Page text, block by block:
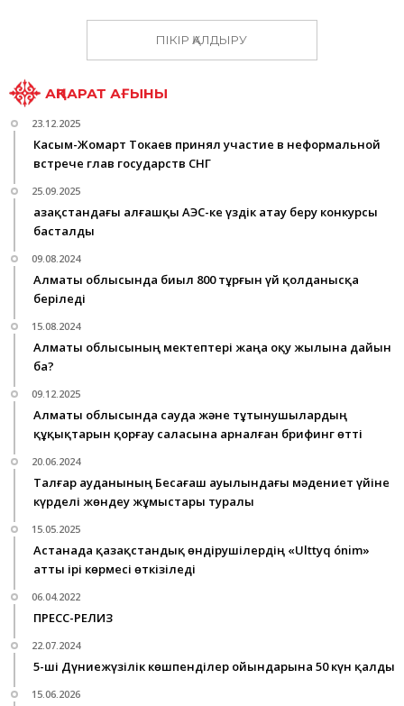
ПІКІР ҚАЛДЫРУ
АҚПАРАТ АҒЫНЫ
23.12.2025
Касым-Жомарт Токаев принял участие в неформальной
встрече глав государств СНГ
25.09.2025
Қазақстандағы алғашқы АЭС-ке үздік атау беру конкурсы
басталды
09.08.2024
Алматы облысында биыл 800 тұрғын үй қолданысқа
беріледі
15.08.2024
Алматы облысының мектептері жаңа оқу жылына дайын
ба?
09.12.2025
Алматы облысында сауда және тұтынушылардың
құқықтарын қорғау саласына арналған брифинг өтті
20.06.2024
Талғар ауданының Бесағаш ауылындағы мәдениет үйіне
күрделі жөндеу жұмыстары туралы
15.05.2025
Астанада қазақстандық өндірушілердің «Ulttyq ónim»
атты ірі көрмесі өткізіледі
06.04.2022
ПРЕСС-РЕЛИЗ
22.07.2024
5-ші Дүниежүзілік көшпенділер ойындарына 50 күн қалды
15.06.2026